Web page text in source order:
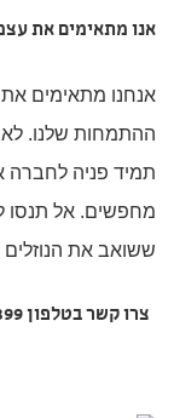
אנו מתאימים את
אנחנו מתאימים את
ההתמחות שלנו. לא
תמיד פניה לחברה
מחפשים. אל תנסו
ששואב את